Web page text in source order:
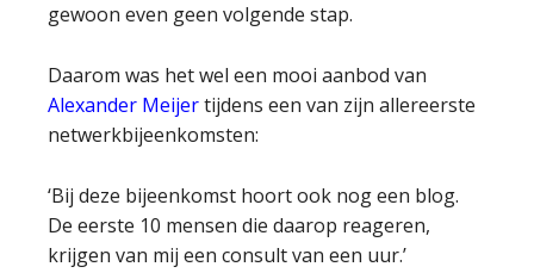
gewoon even geen volgende stap.
Daarom was het wel een mooi aanbod van
Alexander Meijertijdens een van zijn allereerste
netwerkbijeenkomsten:
‘Bij deze bijeenkomst hoort ook nog een blog.
De eerste 10 mensen die daarop reageren,
krijgen van mij een consult van een uur.’